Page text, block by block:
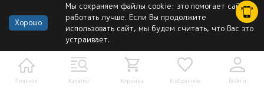
Главная Каталог Корзина Избранное Войти
Каталог
Услуги
Хорошо
Мы сохраняем файлы cookie: это помогает сайту
работать лучше. Если Вы продолжите
использовать сайт, мы будем считать, что Вас это
устраивает.